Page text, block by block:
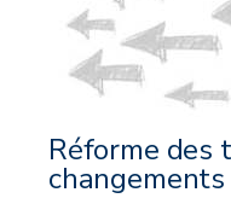
Réforme des